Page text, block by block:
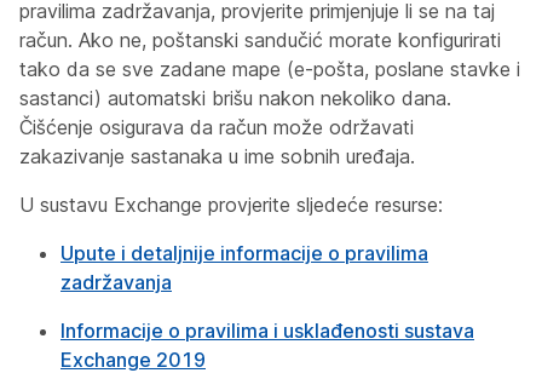
pravilima zadržavanja, provjerite primjenjuje li se na taj
račun. Ako ne, poštanski sandučić morate konfigurirati
tako da se sve zadane mape (e-pošta, poslane stavke i
sastanci) automatski brišu nakon nekoliko dana.
Čišćenje osigurava da račun može održavati
zakazivanje sastanaka u ime sobnih uređaja.
U sustavu Exchange provjerite sljedeće resurse:
Upute i detaljnije informacije o pravilima
zadržavanja
Informacije o pravilima i usklađenosti sustava
Exchange 2019